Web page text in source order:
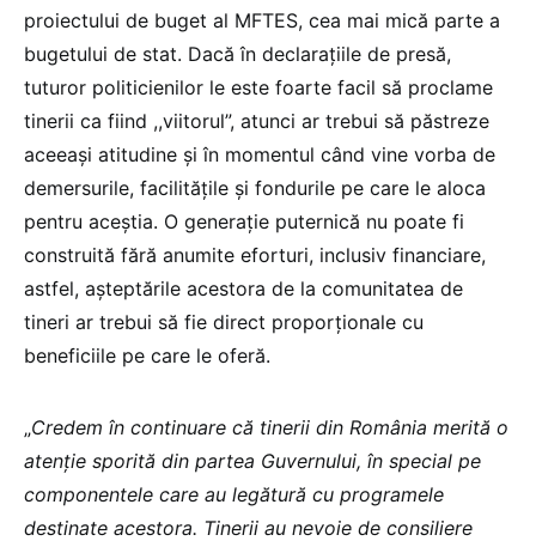
proiectului de buget al MFTES, cea mai mică parte a
bugetului de stat. Dacă în declarațiile de presă,
tuturor politicienilor le este foarte facil să proclame
tinerii ca fiind ,,viitorul”, atunci ar trebui să păstreze
aceeași atitudine și în momentul când vine vorba de
demersurile, facilitățile și fondurile pe care le aloca
pentru aceștia. O generație puternică nu poate fi
construită fără anumite eforturi, inclusiv financiare,
astfel, așteptările acestora de la comunitatea de
tineri ar trebui să fie direct proporționale cu
beneficiile pe care le oferă.
„Credem în continuare că tinerii din România merită o
atenție sporită din partea Guvernului, în special pe
componentele care au legătură cu programele
destinate acestora. Tinerii au nevoie de consiliere